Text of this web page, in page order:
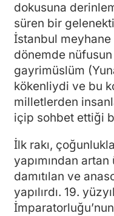
dokusuna
süren bir
İstanbul
dönemde
gayrimüslüm
kökenliydi ve bu
milletlerden
içip sohbet ettiği
İlk rakı,
yapımından
damıtılan ve
yapılırdı. 19.